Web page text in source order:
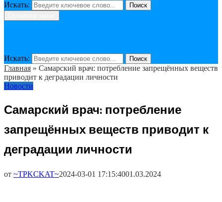
Искать:
Поиск
Искать: Поиск
Главная » Самарский врач: потребление запрещённых веществ
приводит к деградации личности
Новости
Самарский врач: потребление
запрещённых веществ приводит к
деградации личности
от ~TPKCKAT~2024-03-01 17:15:4001.03.2024